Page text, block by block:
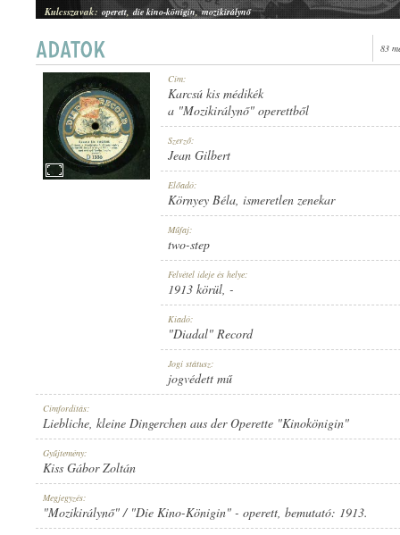
TWO-STEP
1913 KÖRÜL
D 1336
Kulcsszavak: operett die kino-königin mozikirálynő
83
Cím:
Karcsú kis médikék
a "Mozikirálynő" operettből
Szerző:
Jean Gilbert
Előadó:
Környey Béla, ismeretlen zenekar
Műfaj:
two-step
Felvétel ideje és helye:
1913 körül, -
Kiadó:
"Diadal" Record
Jogi státusz:
jogvédett mű
Címfordítás:
Liebliche, kleine Dingerchen aus der Operette "Kinokönigin"
Gyűjtemény:
Kiss Gábor Zoltán
Megjegyzés:
"Mozikirálynő" / "Die Kino-Königin" - operett, bemutató: 1913.